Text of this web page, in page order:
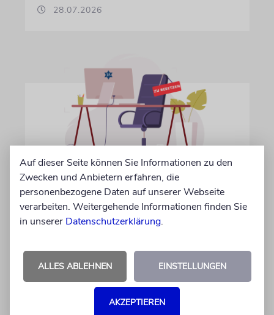
28.07.2026
IN EIGENER SACHE
Volontär/in gesucht
Wir suchen zum 15. Oktober 2026 einen
06.07.2026
Auf dieser Seite können Sie Informationen zu den
Zwecken und Anbietern erfahren, die
personenbezogene Daten auf unserer Webseite
verarbeiten. Weitergehende Informationen finden Sie
in unserer Datenschutzerklärung.
ALLES ABLEHNEN EINSTELLUNGEN
AKZEPTIEREN